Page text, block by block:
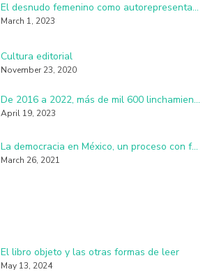
El desnudo femenino como autorepresentación resulta perturbador y subversivo
March 1, 2023
Cultura editorial
November 23, 2020
De 2016 a 2022, más de mil 600 linchamientos en México: investigadores de la UAM
April 19, 2023
La democracia en México, un proceso con fallas, imperfecciones y seudo practicantes
March 26, 2021
El libro objeto y las otras formas de leer
May 13, 2024